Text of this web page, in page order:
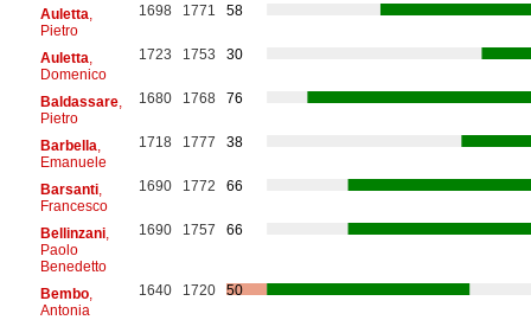
Auletta
Pietro
1698 1771 58
Auletta
Domenico
1723 1753 30
Baldassare,
Pietro
1680 1768 76
Barbella
Emanuele
1718 1777 38
Barsanti,
Francesco
1690 1772 66
Bellinzani,
Paolo
Benedetto
1690 1757 66
Bembo,
Antonia
1640 1720 50